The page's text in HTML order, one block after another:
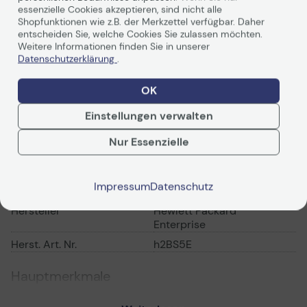
Weiterlesen
Technische Daten
PDF-Datenblatt
Hersteller
Hewlett Packard
Enterprise
Herst. Art. Nr.
h2BS5E
Hauptmerkmale
essenzielle Cookies akzeptieren, sind nicht alle
Shopfunktionen wie z.B. der Merkzettel verfügbar. Daher
entscheiden Sie, welche Cookies Sie zulassen möchten.
Weitere Informationen finden Sie in unserer
Datenschutzerklärung .
OK
Einstellungen verwalten
Nur Essenzielle
ImpressumDatenschutz